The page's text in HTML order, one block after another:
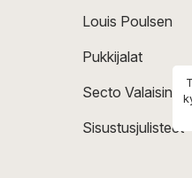
Louis Poulsen
Pukkijalat
Secto Valaisin
Sisustusjulisteet